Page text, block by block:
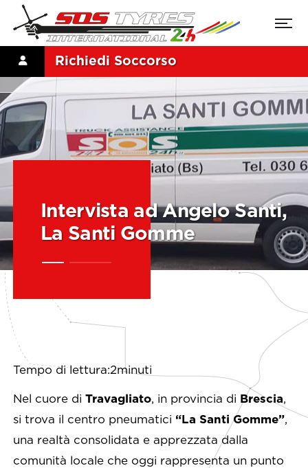
Richiedi Soccorso
Intervista ad Angelo Santi,
La Santi Gomme
Tempo di lettura:2minuti
Nel cuore di Travagliato, in provincia di Brescia,
si trova il centro pneumatici “La Santi Gomme”,
una realtà consolidata e apprezzata dalla
comunità locale che oggi rappresenta un punto